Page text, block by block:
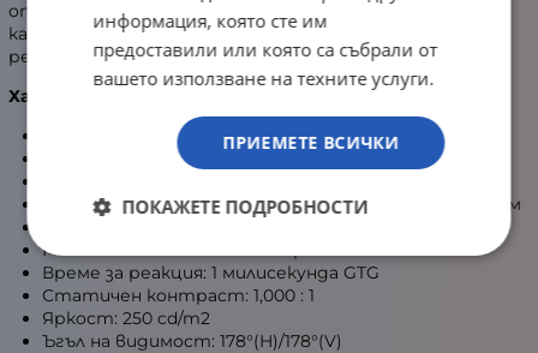
опресняване с AMD видео карти. Тя осигурява плавна
картина без разкъсване и с изключително бързо и
реалистично предаване на образа.
Характеристики дисплей:
Технология на панела: IPS
Размер в инчове: 23.8
Pixel Pitch (Разстояние между пикселите): 0.2745 мм
Максимална честота на опресняване: 180 Hz
Време за реакция: 1 милисекунда GTG
Статичен контраст: 1,000 : 1
Яркост: 250 cd/m2
Ъгъл на видимост: 178°(H)/178°(V)
информация, която сте им
предоставили или която са събрали от
вашето използване на техните услуги.
ПРИЕМЕТЕ ВСИЧКИ
ПОКАЖЕТЕ ПОДРОБНОСТИ